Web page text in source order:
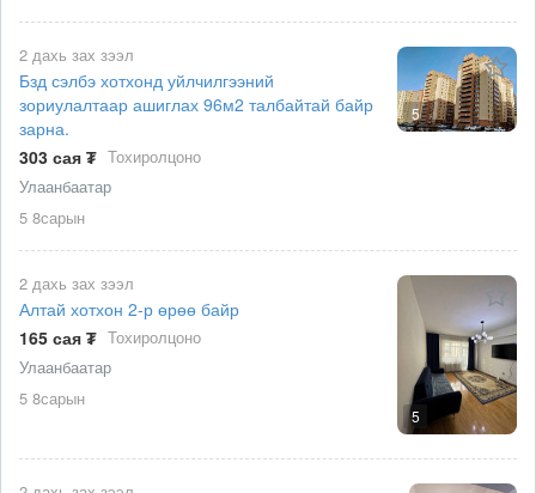
5
2 дахь зах зээл
Бзд сэлбэ хотхонд уйлчилгээний
зориулалтаар ашиглах 96м2 талбайтай байр
зарна.
303 сая ₮ Тохиролцоно
Улаанбаатар
5 8сарын
5
2 дахь зах зээл
Алтай хотхон 2-р өрөө байр
165 сая ₮ Тохиролцоно
Улаанбаатар
5 8сарын